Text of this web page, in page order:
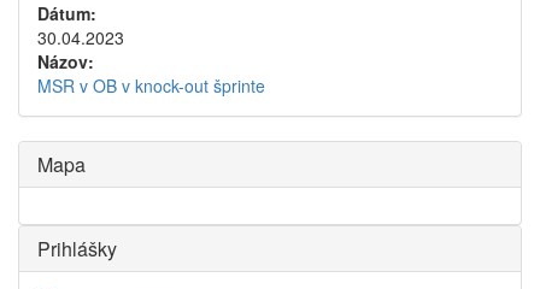
Dátum:
30.04.2023
Názov:
MSR v OB v knock-out šprinte
Mapa
Prihlášky